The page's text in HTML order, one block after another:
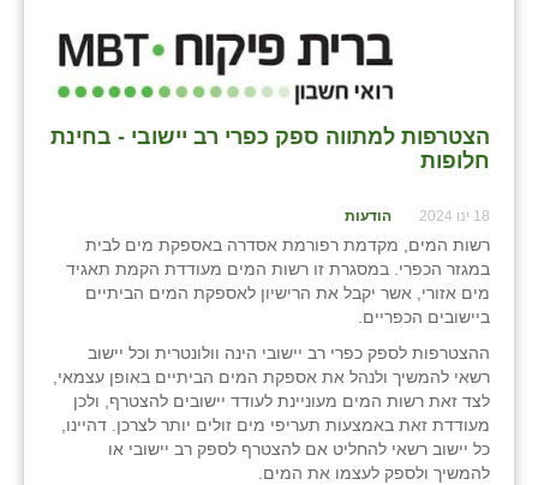
הצטרפות למתווה ספק כפרי רב יישובי - בחינת
חלופות
18 ינו 2024 הודעות
רשות המים, מקדמת רפורמת אסדרה באספקת מים לבית
במגזר הכפרי. במסגרת זו רשות המים מעודדת הקמת תאגיד
מים אזורי, אשר יקבל את הרישיון לאספקת המים הביתיים
ביישובים הכפריים.
ההצטרפות לספק כפרי רב יישובי הינה וולונטרית וכל יישוב
רשאי להמשיך ולנהל את אספקת המים הביתיים באופן עצמאי,
לצד זאת רשות המים מעוניינת לעודד יישובים להצטרף, ולכן
מעודדת זאת באמצעות תעריפי מים זולים יותר לצרכן. דהיינו,
כל יישוב רשאי להחליט אם להצטרף לספק רב יישובי או
להמשיך ולספק לעצמו את המים.